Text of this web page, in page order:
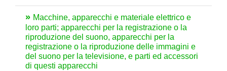
Macchine, apparecchi e materiale elettrico e
loro parti; apparecchi per la registrazione o la
riproduzione del suono, apparecchi per la
registrazione o la riproduzione delle immagini e
del suono per la televisione, e parti ed accessori
di questi apparecchi